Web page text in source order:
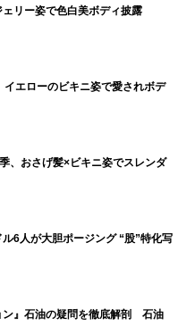
、音楽は、名ギタリス
袋ウエストゲートパーク』
ンクチュアリ -聖域- 』
を手がけてきた會田茂一
、梅山文郁プロデューサー
せていただくことになりま
は、非合理的なことを嫌っ
見方をしたりする現代的な
らも心の芯は優しい人物な
触れ合うことによって徐々
リー姿で色白美ボディ披露
イエローのビキニ姿で愛されボデ
、おさげ髪×ビキニ姿でスレンダ
6人が大胆ポージング “股”特化写
ン』石油の疑問を徹底解剖 石油